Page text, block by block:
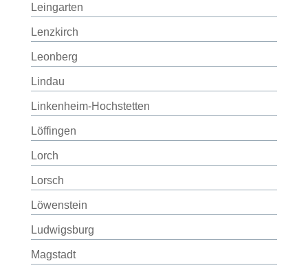
Leingarten
Lenzkirch
Leonberg
Lindau
Linkenheim-Hochstetten
Löffingen
Lorch
Lorsch
Löwenstein
Ludwigsburg
Magstadt